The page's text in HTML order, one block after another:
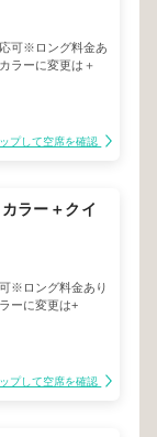
可※ロング料金あ
ラーに変更は＋
プして空席を確認
ラー＋クイ
※ロング料金あり
ーに変更は+
プして空席を確認